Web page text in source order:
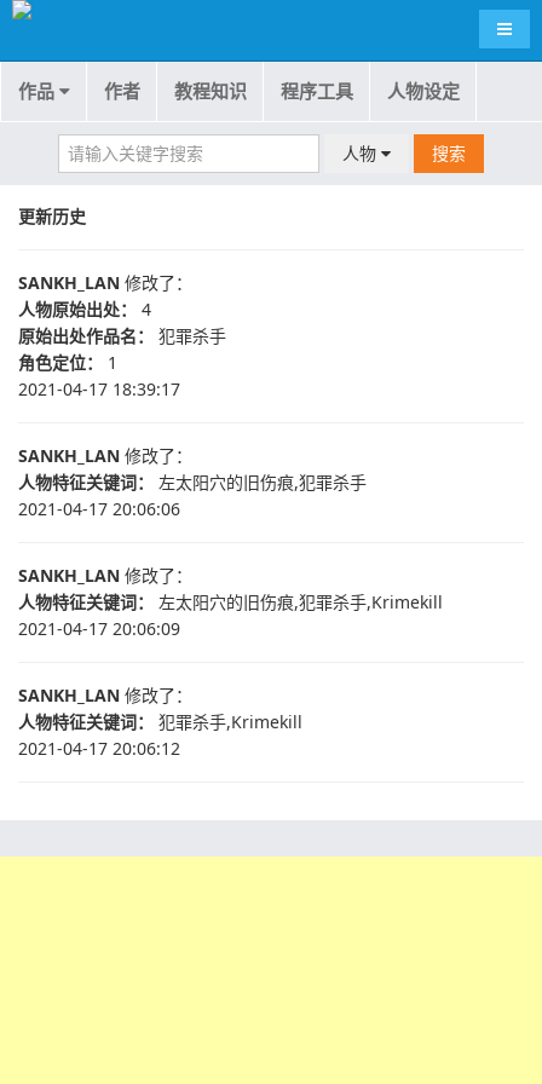
导航
作品 作者 教程知识 程序工具 人物设定
人物 搜索
更新历史
SANKH_LAN 修改了：
人物原始出处： 4
原始出处作品名： 犯罪杀手
角色定位： 1
2021-04-17 18:39:17
SANKH_LAN 修改了：
人物特征关键词： 左太阳穴的旧伤痕,犯罪杀手
2021-04-17 20:06:06
SANKH_LAN 修改了：
人物特征关键词： 左太阳穴的旧伤痕,犯罪杀手,Krimekill
2021-04-17 20:06:09
SANKH_LAN 修改了：
人物特征关键词： 犯罪杀手,Krimekill
2021-04-17 20:06:12